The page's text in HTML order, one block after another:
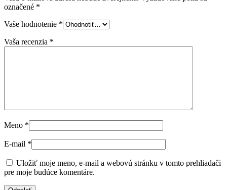
označené *
Vaše hodnotenie *
Vaša recenzia *
Meno *
E-mail *
Uložiť moje meno, e-mail a webovú stránku v tomto prehliadači
pre moje budúce komentáre.